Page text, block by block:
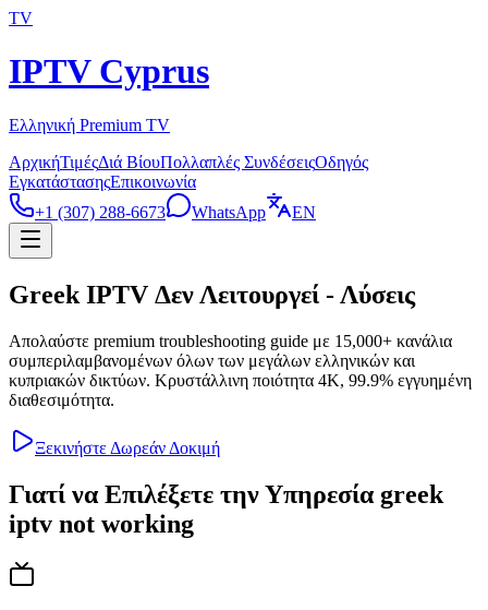
TV
IPTV Cyprus
Ελληνική Premium TV
ΑρχικήΤιμέςΔιά ΒίουΠολλαπλές ΣυνδέσειςΟδηγός
ΕγκατάστασηςΕπικοινωνία
+1 (307) 288-6673
WhatsApp EN
Greek IPTV Δεν Λειτουργεί - Λύσεις
Απολαύστε premium troubleshooting guide με 15,000+ κανάλια
συμπεριλαμβανομένων όλων των μεγάλων ελληνικών και
κυπριακών δικτύων. Κρυστάλλινη ποιότητα 4K, 99.9% εγγυημένη
διαθεσιμότητα.
Ξεκινήστε Δωρεάν Δοκιμή
Γιατί να Επιλέξετε την Υπηρεσία greek
iptv not working